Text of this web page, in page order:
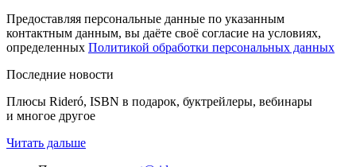
Предоставляя персональные данные по указанным
контактным данным, вы даёте своё согласие на условиях,
определенных Политикой обработки персональных данных
Последние новости
Плюсы Rideró, ISBN в подарок, буктрейлеры, вебинары
и многое другое
Читать дальше